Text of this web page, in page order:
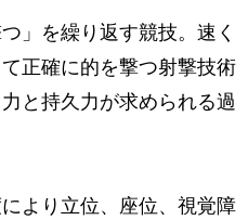
」を繰り返す競技。速く
正確に的を撃つ射撃技術
と持久力が求められる過
より立位、座位、視覚障